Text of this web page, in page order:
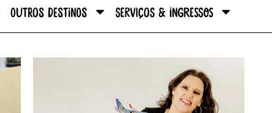
Outros destinos Serviços & Ingressos